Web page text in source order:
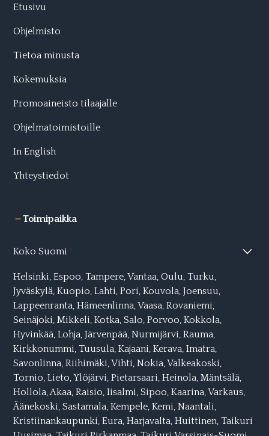
Etusivu
Ohjelmisto
Tietoa minusta
Kokemuksia
Promoaineisto tilaajalle
Ohjelmatoimistoille
In English
Yhteystiedot
Toimipaikka
Koko Suomi
Helsinki,Espoo,Tampere,Vantaa,Oulu,Turku,
Jyväskylä,Kuopio,Lahti, Pori,Kouvola,Joensuu,
Lappeenranta,Hämeenlinna,Vaasa,Rovaniemi,
Seinäjoki,Mikkeli, Kotka,Salo,Porvoo,Kokkola,
Hyvinkää,Lohja,Järvenpää,Nurmijärvi,Rauma,
Kirkkonummi,Tuusula,Kajaani,Kerava,Imatra,
Savonlinna,Riihimäki,Vihti,Nokia,Valkeakoski,
Tornio,Lieto,Ylöjärvi,Pietarsaari,Heinola,Mäntsälä,
Hollola,Akaa,Raisio,Iisalmi,Sipoo,Kaarina,Varkaus,
Äänekoski,Sastamala,Kempele,Kemi,Naantali,
Kristiinankaupunki,Eura,Harjavalta,Huittinen, Taikuri